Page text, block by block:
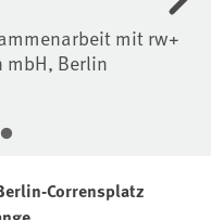
mit rw+
mbH, Berlin
Corrensplatz